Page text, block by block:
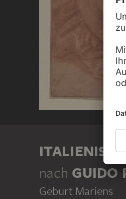
nach GUIDO
Geburt Mariens